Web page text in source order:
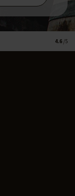
4.6 /5